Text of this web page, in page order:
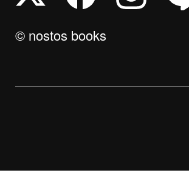
© nostos books